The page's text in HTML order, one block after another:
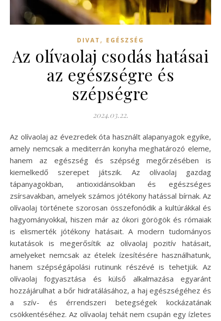
DIVAT , EGÉSZSÉG
Az olívaolaj csodás hatásai
az egészségre és
szépségre
2024.03.22.
Az olívaolaj az évezredek óta használt alapanyagok egyike,
amely nemcsak a mediterrán konyha meghatározó eleme,
hanem az egészség és szépség megőrzésében is
kiemelkedő szerepet játszik. Az olívaolaj gazdag
tápanyagokban, antioxidánsokban és egészséges
zsírsavakban, amelyek számos jótékony hatással bírnak. Az
olívaolaj története szorosan összefonódik a kultúrákkal és
hagyományokkal, hiszen már az ókori görögök és rómaiak
is elismerték jótékony hatásait. A modern tudományos
kutatások is megerősítik az olívaolaj pozitív hatásait,
amelyeket nemcsak az ételek ízesítésére használhatunk,
hanem szépségápolási rutinunk részévé is tehetjük. Az
olívaolaj fogyasztása és külső alkalmazása egyaránt
hozzájárulhat a bőr hidratálásához, a haj egészségéhez és
a szív- és érrendszeri betegségek kockázatának
csökkentéséhez. Az olívaolaj tehát nem csupán egy ízletes